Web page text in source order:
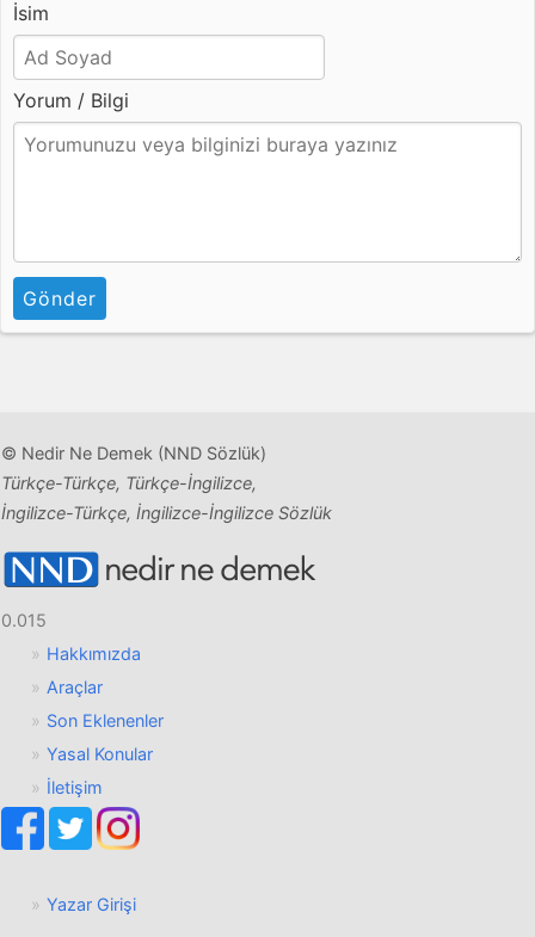
İsim
Yorum / Bilgi
Gönder
© Nedir Ne Demek (NND Sözlük)
Türkçe-Türkçe, Türkçe-İngilizce,
İngilizce-Türkçe, İngilizce-İngilizce Sözlük
0.015
Hakkımızda
Araçlar
Son Eklenenler
Yasal Konular
İletişim
Yazar Girişi